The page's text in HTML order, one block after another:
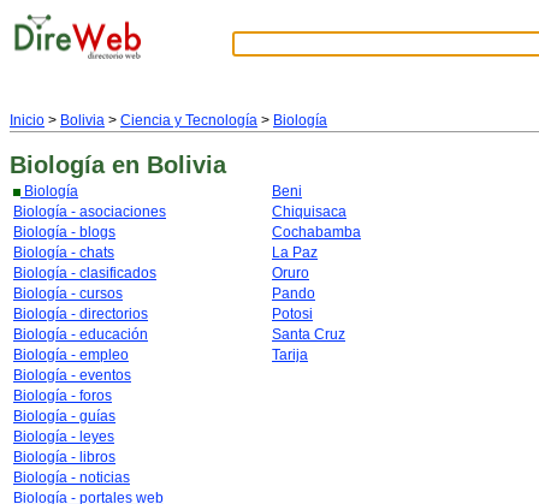
Inicio > Bolivia > Ciencia y Tecnología > Biología
Biología en Bolivia
Biología
Biología - asociaciones
Biología - blogs
Biología - chats
Biología - clasificados
Biología - cursos
Biología - directorios
Biología - educación
Biología - empleo
Biología - eventos
Biología - foros
Biología - guías
Biología - leyes
Biología - libros
Biología - noticias
Biología - portales web
Beni
Chiquisaca
Cochabamba
La Paz
Oruro
Pando
Potosi
Santa Cruz
Tarija